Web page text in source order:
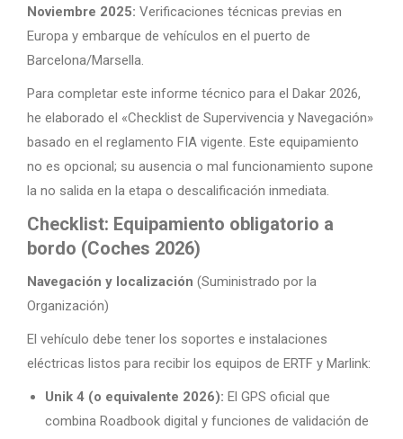
Noviembre 2025: Verificaciones técnicas previas en
Europa y embarque de vehículos en el puerto de
Barcelona/Marsella.
Para completar este informe técnico para el Dakar 2026,
he elaborado el «Checklist de Supervivencia y Navegación»
basado en el reglamento FIA vigente. Este equipamiento
no es opcional; su ausencia o mal funcionamiento supone
la no salida en la etapa o descalificación inmediata.
Checklist: Equipamiento obligatorio a
bordo (Coches 2026)
Navegación y localización (Suministrado por la
Organización)
El vehículo debe tener los soportes e instalaciones
eléctricas listos para recibir los equipos de ERTF y Marlink:
Unik 4 (o equivalente 2026): El GPS oficial que
combina Roadbook digital y funciones de validación de